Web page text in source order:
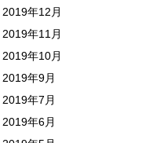
2019年12月
2019年11月
2019年10月
2019年9月
2019年7月
2019年6月